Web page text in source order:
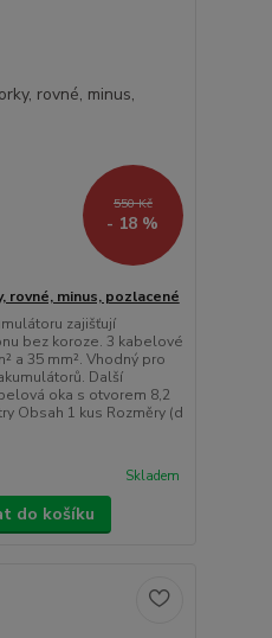
550 Kč
- 18 %
rovné, minus, pozlacené
zajišťují
bez koroze. 3 kabelové
a 35 mm². Vhodný pro
Další
oka s otvorem 8,2
Obsah 1 kus Rozměry (d
Skladem
do košíku